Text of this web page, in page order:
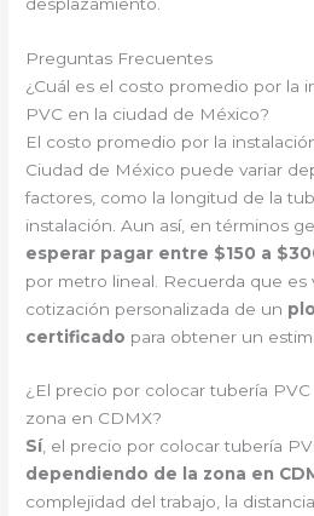
Preguntas Frecuentes
¿Cuál es el costo promedio por la
PVC en la ciudad de México?
El costo promedio por la
Ciudad de México puede variar
factores, como la longitud de la
instalación. Aun así, en términos
esperar pagar entre $150 a
por metro lineal. Recuerda que es
cotización personalizada de un
certificado para obtener un
¿El precio por colocar tubería
zona en CDMX?
Sí, el precio por colocar tubería
dependiendo de la zona en
complejidad del trabajo, la